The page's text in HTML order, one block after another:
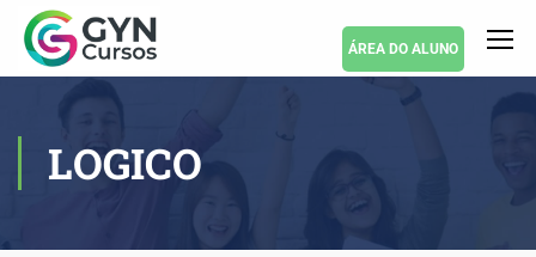
ÁREA DO ALUNO
LOGICO